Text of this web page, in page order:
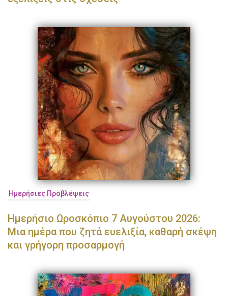
Ημερήσιες Προβλέψεις
Ημερήσιο Ωροσκόπιο 7 Αυγούστου 2026:
Μια ημέρα που ζητά ευελιξία, καθαρή σκέψη
και γρήγορη προσαρμογή